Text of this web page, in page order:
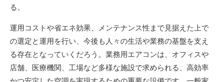
る。
運用コストや省エネ効果、メンテナンス性まで見据えた上で
の選定と運用を行い、今後も人々の生活や業務の基盤を支え
る存在となっていくだろう。業務用エアコンは、オフィスや
店舗、医療機関、工場など多様な施設で求められる、高効率